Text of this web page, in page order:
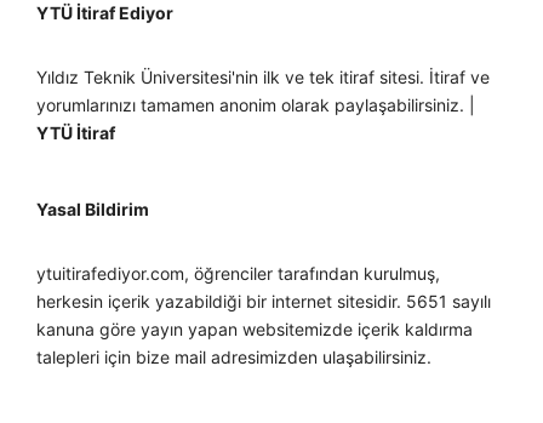
YTÜ İtiraf Ediyor
Yıldız Teknik Üniversitesi'nin ilk ve tek itiraf sitesi. İtiraf ve
yorumlarınızı tamamen anonim olarak paylaşabilirsiniz. |
YTÜ İtiraf
Yasal Bildirim
ytuitirafediyor.com, öğrenciler tarafından kurulmuş,
herkesin içerik yazabildiği bir internet sitesidir. 5651 sayılı
kanuna göre yayın yapan websitemizde içerik kaldırma
talepleri için bize mail adresimizden ulaşabilirsiniz.